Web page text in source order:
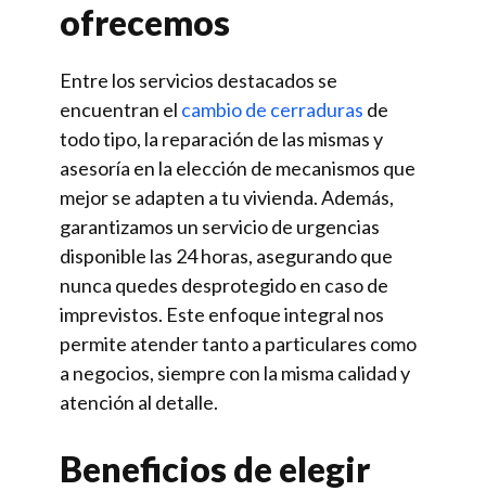
ofrecemos
Entre los servicios destacados se
encuentran el cambio de cerraduras de
todo tipo, la reparación de las mismas y
asesoría en la elección de mecanismos que
mejor se adapten a tu vivienda. Además,
garantizamos un servicio de urgencias
disponible las 24 horas, asegurando que
nunca quedes desprotegido en caso de
imprevistos. Este enfoque integral nos
permite atender tanto a particulares como
a negocios, siempre con la misma calidad y
atención al detalle.
Beneficios de elegir